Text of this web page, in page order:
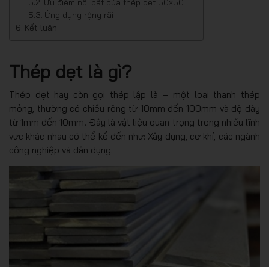
Ưu điểm nổi bật của thép dẹt 50×50
Ứng dụng rộng rãi
Kết luận
Thép dẹt là gì?
Thép dẹt hay còn gọi thép lập là – một loại thanh thép
mỏng, thường có chiều rộng từ 10mm đến 100mm và độ dày
từ 1mm đến 10mm. Đây là vật liệu quan trọng trong nhiều lĩnh
vực khác nhau có thể kể đến như: Xây dụng, cơ khí, các ngành
công nghiệp và dân dụng.